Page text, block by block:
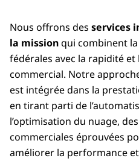
Nous offrons des services
la missionqui combinent
fédérales avec la rapidité
commercial. Notre
est intégrée dans la
en tirant parti de
l’optimisation du nuage,
commerciales éprouvées
améliorer la performance